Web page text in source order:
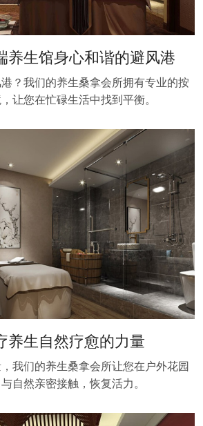
养生馆身心和谐的避风港
？我们的养生桑拿会所拥有专业的按
让您在忙碌生活中找到平衡。
养生自然疗愈的力量
我们的养生桑拿会所让您在户外花园
自然亲密接触，恢复活力。